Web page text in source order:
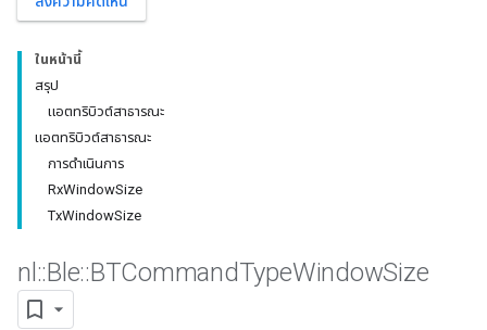
ในหน้านี้
สรุป
แอตทริบิวต์สาธารณะ
แอตทริบิวต์สาธารณะ
การดำเนินการ
RxWindowSize
TxWindowSize
nl ::Ble::BTCommandTypeWindowSize